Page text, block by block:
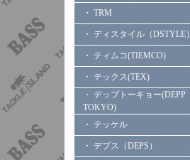
・ TRM
・ ディスタイル（DSTYLE）
・ ティムコ(TIEMCO)
・ テックス(TEX)
・ デップトーキョー(DEPP
TOKYO)
・ テッケル
・ デプス（DEPS）